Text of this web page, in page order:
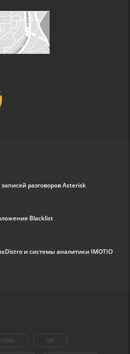
разговоров Asterisk
Blacklist
и системы аналитики IMOTIO
SIP